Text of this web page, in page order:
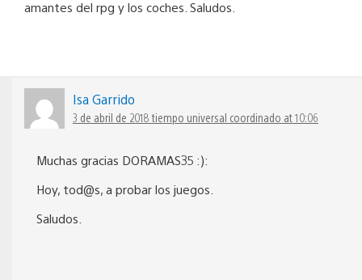
amantes del rpg y los coches. Saludos.
Isa Garrido
3 de abril de 2018 tiempo universal coordinado at 10:06
Muchas gracias DORAMAS35 :):
Hoy, tod@s, a probar los juegos.
Saludos.